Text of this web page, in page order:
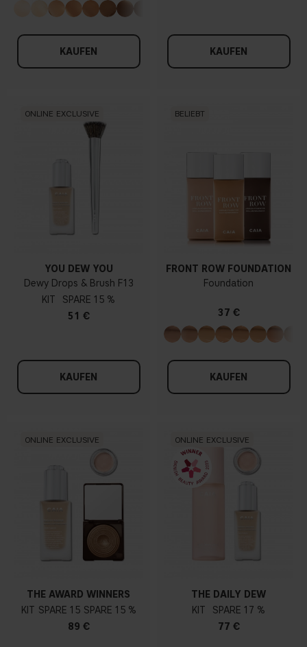
KAUFEN KAUFEN
ONLINE EXCLUSIVE
YOU DEW YOU
Dewy Drops & Brush F13
KIT
15 %
51 €
KAUFEN
BELIEBT
FRONT ROW FOUNDATION
Foundation
37 €
KAUFEN
ONLINE EXCLUSIVE
THE AWARD WINNERS
KIT
15
15 %
89 €
ONLINE EXCLUSIVE
THE DAILY DEW
KIT
17 %
77 €